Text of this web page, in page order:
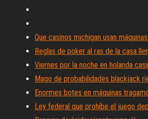
Que casinos michigan usan
Reglas de poker al ras de la casa
Viernes por la noche en holanda
Mago de probabilidades blackjack
Enormes botes en máquinas
Ley federal que prohíbe el juego